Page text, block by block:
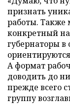
признать
работы.
конкретный
губернаторы в
А формат
доводить до
прежде всего
группу